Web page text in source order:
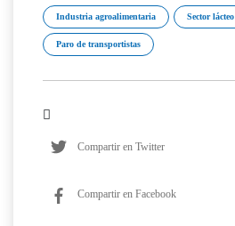
Industria agroalimentaria Sector lácteo
Paro de transportistas
Compartir en Twitter
Compartir en Facebook